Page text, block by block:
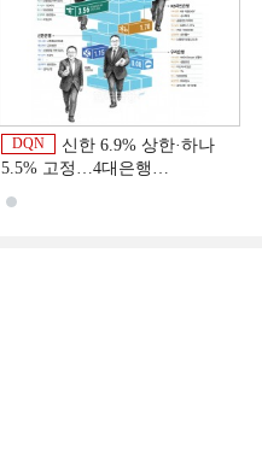
DQN
신한 6.9% 상한·하나
5.5% 고정…4대은행